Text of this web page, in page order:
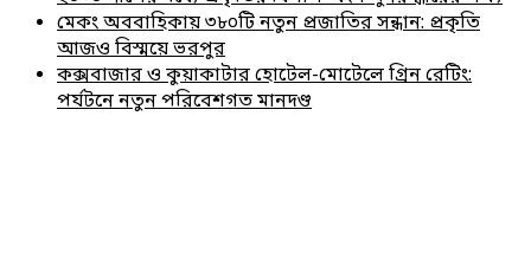
মেকং অববাহিকায় ৩৮০টি নতুন প্রজাতির সন্ধান: প্রকৃতি
আজও বিস্ময়ে ভরপুর
কক্সবাজার ও কুয়াকাটার হোটেল-মোটেলে গ্রিন রেটিং:
পর্যটনে নতুন পরিবেশগত মানদণ্ড